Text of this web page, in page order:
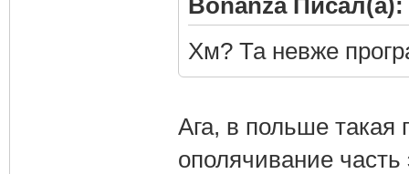
Хм? Та невже
Ага, в польше такая
ополячивание